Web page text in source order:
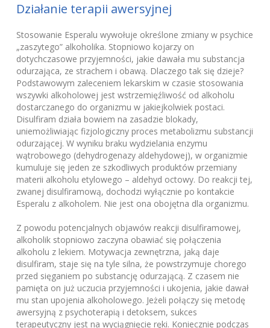
Działanie terapii awersyjnej
Stosowanie Esperalu wywołuje określone zmiany w psychice
„zaszytego” alkoholika. Stopniowo kojarzy on
dotychczasowe przyjemności, jakie dawała mu substancja
odurzająca, ze strachem i obawą. Dlaczego tak się dzieje?
Podstawowym zaleceniem lekarskim w czasie stosowania
wszywki alkoholowej jest wstrzemięźliwość od alkoholu
dostarczanego do organizmu w jakiejkolwiek postaci.
Disulfiram działa bowiem na zasadzie blokady,
uniemożliwiając fizjologiczny proces metabolizmu substancji
odurzającej. W wyniku braku wydzielania enzymu
wątrobowego (dehydrogenazy aldehydowej), w organizmie
kumuluje się jeden ze szkodliwych produktów przemiany
materii alkoholu etylowego – aldehyd octowy. Do reakcji tej,
zwanej disulfiramową, dochodzi wyłącznie po kontakcie
Esperalu z alkoholem. Nie jest ona obojętna dla organizmu.
Z powodu potencjalnych objawów reakcji disulfiramowej,
alkoholik stopniowo zaczyna obawiać się połączenia
alkoholu z lekiem. Motywacja zewnętrzna, jaką daje
disulfiram, staje się na tyle silna, że powstrzymuje chorego
przed sięganiem po substancję odurzającą. Z czasem nie
pamięta on już uczucia przyjemności i ukojenia, jakie dawał
mu stan upojenia alkoholowego. Jeżeli połączy się metodę
awersyjną z psychoterapią i detoksem, sukces
terapeutyczny jest na wyciągnięcie ręki. Koniecznie podczas